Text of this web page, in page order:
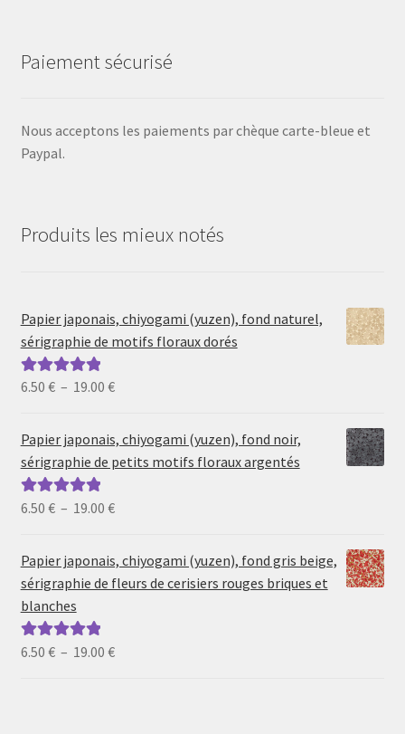
Paiement sécurisé
Nous acceptons les paiements par chèque carte-bleue et
Paypal.
Produits les mieux notés
Papier japonais, chiyogami (yuzen), fond naturel,
sérigraphie de motifs floraux dorés
Note5.00sur
6.50 € – 19.00 €Plage
prix :
6.50 €
19.00 €
Papier japonais, chiyogami (yuzen), fond noir,
sérigraphie de petits motifs floraux argentés
Note5.00sur
6.50 € – 19.00 €Plage
prix :
6.50 €
Papier japonais, chiyogami (yuzen), fond gris beige,
sérigraphie de fleurs de cerisiers rouges briques et
blanches
Note5.00sur
6.50 € – 19.00 €Plage